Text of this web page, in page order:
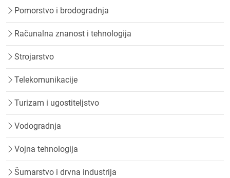
Pomorstvo i brodogradnja
Računalna znanost i tehnologija
Strojarstvo
Telekomunikacije
Turizam i ugostiteljstvo
Vodogradnja
Vojna tehnologija
Šumarstvo i drvna industrija